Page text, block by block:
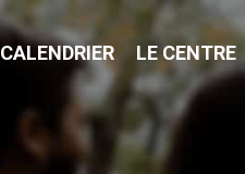
CALENDRIER LE CENTRE